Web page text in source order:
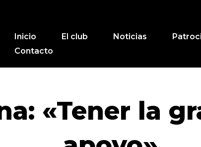
Inicio El club Noticias
Contacto
«Tener la